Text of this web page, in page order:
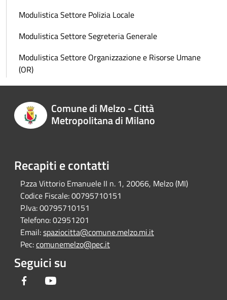
Modulistica Settore Polizia Locale
Modulistica Settore Segreteria Generale
Modulistica Settore Organizzazione e Risorse Umane
(OR)
Comune di Melzo - Città
Metropolitana di Milano
Recapiti e contatti
P.zza Vittorio Emanuele II n. 1, 20066, Melzo (MI)
Codice Fiscale:00795710151
P.Iva:00795710151
Telefono:02951201
Email:spaziocitta@comune.melzo.mi.it
Pec:comunemelzo@pec.it
Seguici su
Facebook